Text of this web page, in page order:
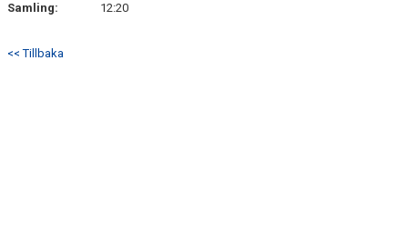
Samling:
12:20
<< Tillbaka